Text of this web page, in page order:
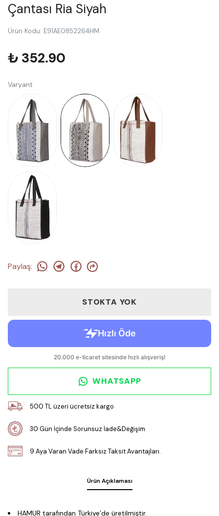
Çantası Ria Siyah
Ürün Kodu: E91AE0852264HM
₺ 352.90
Varyant
Paylaş:
STOKTA YOK
WHATSAPP
500 TL üzeri ücretsiz kargo
30 Gün İçinde Sorunsuz İade&Değişim
9 Aya Varan Vade Farksız Taksit Avantajları.
Ürün Açıklaması
HAMUR tarafından Türkiye’de üretilmiştir.